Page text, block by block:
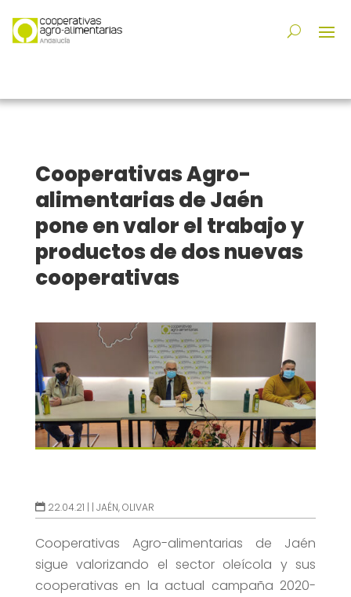
Cooperativas Agro-
alimentarias de Jaén
pone en valor el trabajo y
productos de dos nuevas
cooperativas
22.04.21 | | JAÉN,OLIVAR
Cooperativas Agro-alimentarias de Jaén
sigue valorizando el sector oleícola y sus
cooperativas en la actual campaña 2020-